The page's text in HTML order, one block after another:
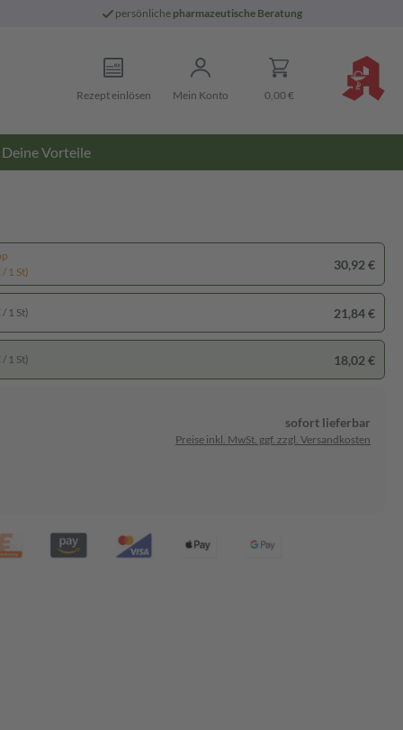
persönliche pharmazeutische Beratung
Rezept einlösen Mein Konto 0,00 €
Deine Vorteile
1 St)
30,92 €
1 St) 21,84 €
1 St) 18,02 €
sofort lieferbar
Preise inkl. MwSt. ggf. zzgl. Versandkosten